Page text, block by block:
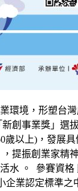
環境，形塑台灣
創事業獎」選
歲以上)，發展
提振創業家精
水 。 參賽資格
企業認定標準